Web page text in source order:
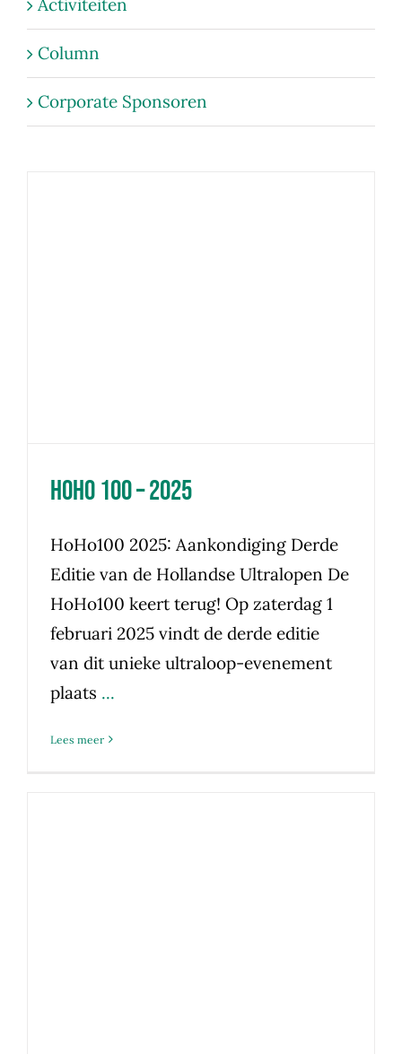
HoHo 100 – 2025
HoHo100 2025: Aankondiging Derde
Editie van de Hollandse Ultralopen De
HoHo100 keert terug! Op zaterdag 1
februari 2025 vindt de derde editie
van dit unieke ultraloop-evenement
plaats ...
Lees meer
Activiteiten
Column
Corporate Sponsoren